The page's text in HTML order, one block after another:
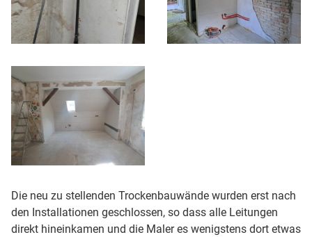
Die neu zu stellenden Trockenbauwände wurden erst nach
den Installationen geschlossen, so dass alle Leitungen
direkt hineinkamen und die Maler es wenigstens dort etwas